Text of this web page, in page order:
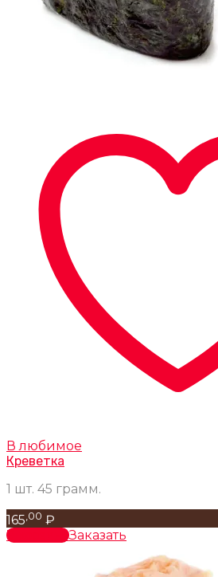
В любимое
Креветка
1 шт. 45 грамм.
165 ,00 ₽
В корзинуЗаказать